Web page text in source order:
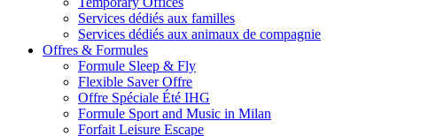
Services dédiés aux familles
Services dédiés aux animaux de compagnie
Offres & Formules
Formule Sleep & Fly
Flexible Saver Offre
Offre Spéciale Été IHG
Formule Sport and Music in Milan
Forfait Leisure Escape